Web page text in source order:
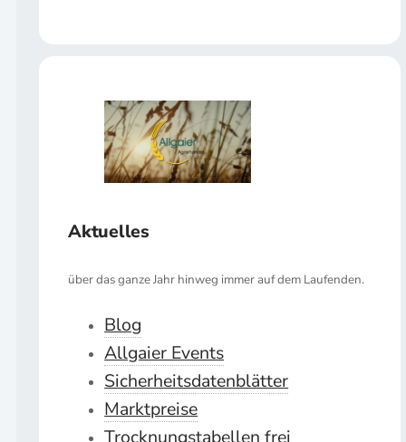
Aktuelles
über das ganze Jahr hinweg immer auf dem Laufenden.
Blog
Allgaier Events
Sicherheitsdatenblätter
Marktpreise
Trocknungstabellen frei